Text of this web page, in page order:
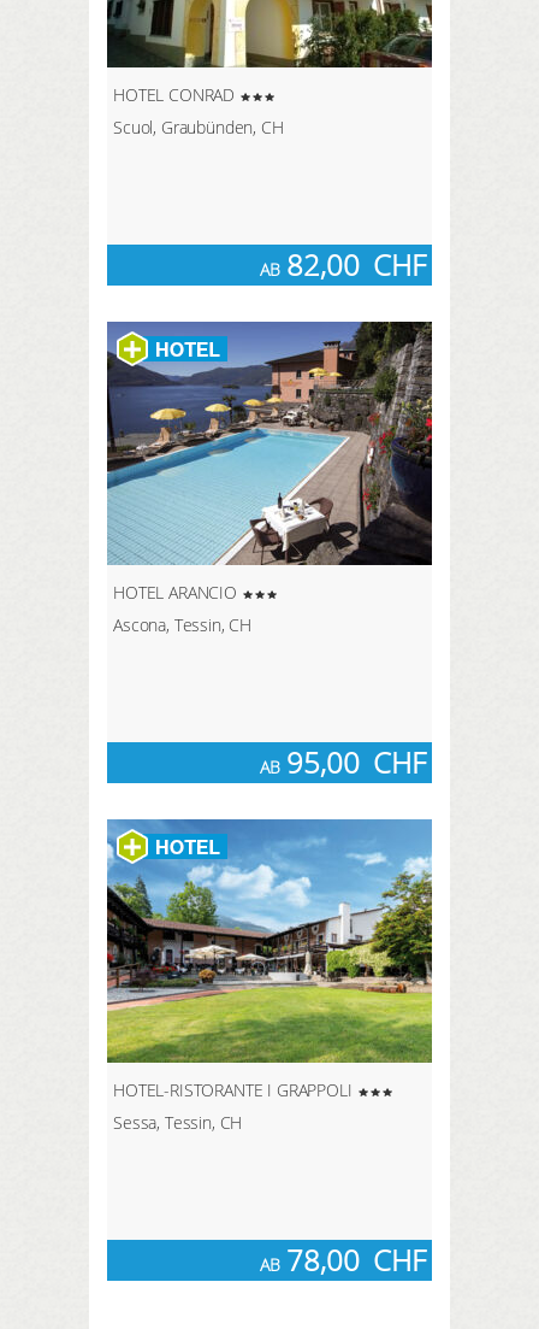
HOTEL CONRAD
Scuol, Graubünden, CH
AB82,00 CHF
HOTEL ARANCIO
Ascona, Tessin, CH
AB95,00 CHF
HOTEL-RISTORANTE I GRAPPOLI
Sessa, Tessin, CH
AB78,00 CHF